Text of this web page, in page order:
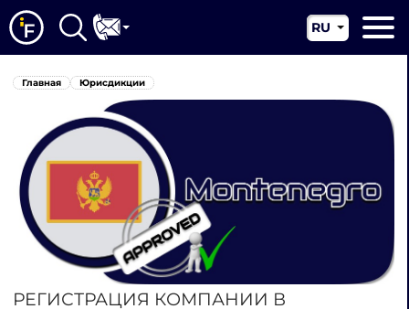
О нас
Новости
Юрисдикции
RU
EN
Главная Юрисдикции
РЕГИСТРАЦИЯ КОМПАНИИ В